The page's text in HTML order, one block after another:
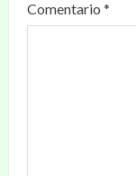
Comentario *